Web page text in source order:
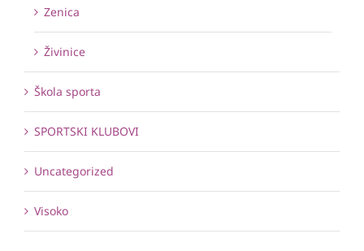
Zenica
Živinice
Škola sporta
SPORTSKI KLUBOVI
Uncategorized
Visoko